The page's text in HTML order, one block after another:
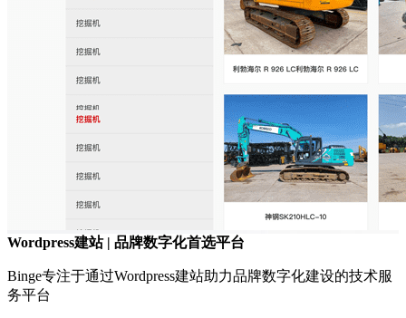
Wordpress建站 | 品牌数字化首选平台
Binge专注于通过Wordpress建站助力品牌数字化建设的技术服
务平台